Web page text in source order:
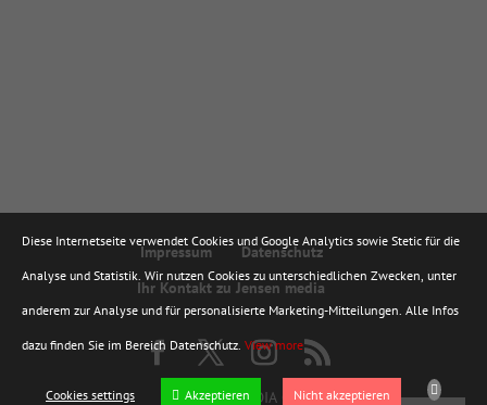
Impressum
Datenschutz
Ihr Kontakt zu Jensen media
© JENSEN MEDIA GMBH
Diese Internetseite verwendet Cookies und Google Analytics sowie Stetic für die
Analyse und Statistik. Wir nutzen Cookies zu unterschiedlichen Zwecken, unter
anderem zur Analyse und für personalisierte Marketing-Mitteilungen. Alle Infos
dazu finden Sie im Bereich Datenschutz. View more
Cookies settings Akzeptieren Nicht akzeptieren